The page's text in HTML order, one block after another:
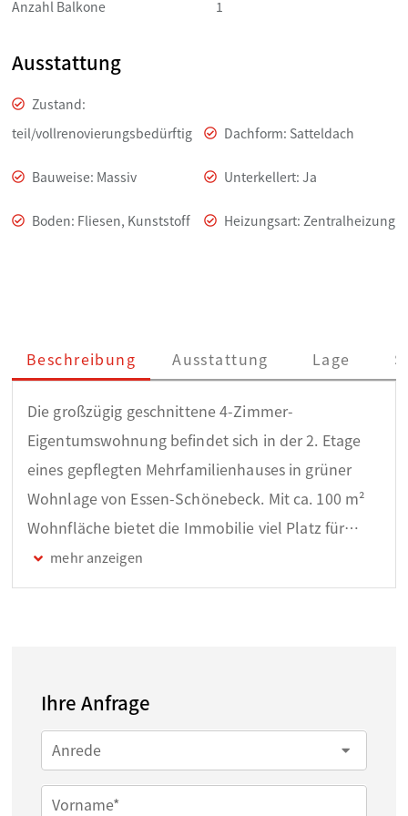
Anzahl Balkone 1
Ausstattung
Zustand:
teil/vollrenovierungsbedürftig
Dachform: Satteldach
Bauweise: Massiv Unterkellert: Ja
Boden: Fliesen, Kunststoff Heizungsart: Zentralheizung
Beschreibung Ausstattung Lage
Die großzügig geschnittene 4-Zimmer-
Eigentumswohnung befindet sich in der 2. Etage
eines gepflegten Mehrfamilienhauses in grüner
Wohnlage von Essen-Schönebeck. Mit ca. 100 m²
Wohnfläche bietet die Immobilie viel Platz für
Familien, Paare mit Homeoffice-Bedarf oder
Kapitalanleger mit Blick auf
Wohnbereich und Zugang zur sonnigen Loggia,
drei gut nutzbaren Schlafzimmern, einer
separaten Küche, einem Tageslichtbad sowie
einem zusätzlichen Gäste-WC. Große
Ihre Anfrage
Anrede
Vorname*